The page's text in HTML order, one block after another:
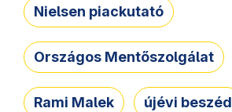
Nielsen piackutató
Országos Mentőszolgálat
Rami Malek újévi beszéd